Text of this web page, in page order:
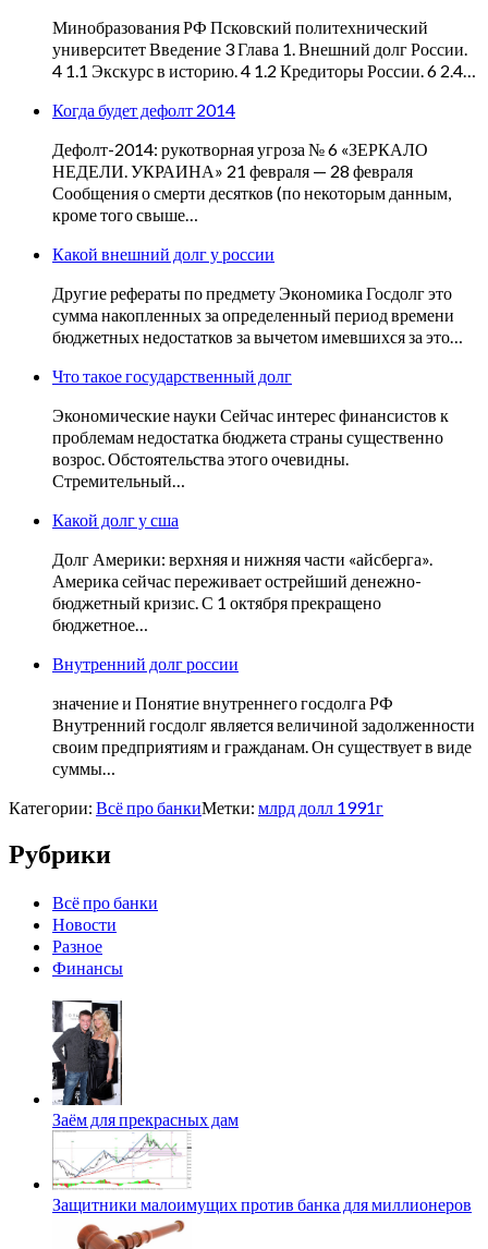
Минобразования РФ Псковский политехнический
университет Введение 3 Глава 1. Внешний долг России.
4 1.1 Экскурс в историю. 4 1.2 Кредиторы России. 6 2.4…
Когда будет дефолт 2014
Дефолт-2014: рукотворная угроза № 6 «ЗЕРКАЛО
НЕДЕЛИ. УКРАИНА» 21 февраля — 28 февраля
Сообщения о смерти десятков (по некоторым данным,
кроме того свыше…
Какой внешний долг у россии
Другие рефераты по предмету Экономика Госдолг это
сумма накопленных за определенный период времени
бюджетных недостатков за вычетом имевшихся за это…
Что такое государственный долг
Экономические науки Сейчас интерес финансистов к
проблемам недостатка бюджета страны существенно
возрос. Обстоятельства этого очевидны.
Стремительный…
Какой долг у сша
Долг Америки: верхняя и нижняя части «айсберга».
Америка сейчас переживает острейший денежно-
бюджетный кризис. С 1 октября прекращено
бюджетное…
Внутренний долг россии
значение и Понятие внутреннего госдолга РФ
Внутренний госдолг является величиной задолженности
своим предприятиям и гражданам. Он существует в виде
суммы…
Категории: Всё про банкиМетки: млрд долл 1991г
Рубрики
Всё про банки
Новости
Разное
Финансы
Заём для прекрасных дам
Защитники малоимущих против банка для миллионеров